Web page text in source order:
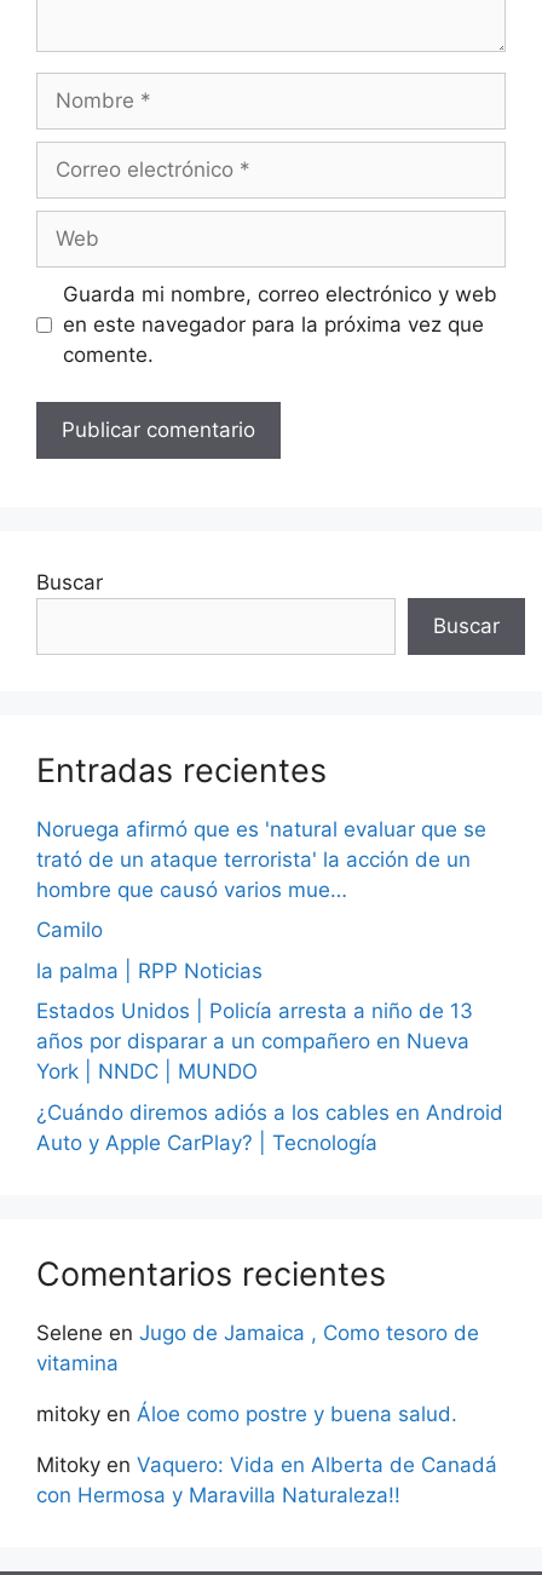
Nombre
Correo
Web
Guarda mi nombre, correo electrónico y web
en este navegador para la próxima vez que
comente.
Buscar
Buscar
Entradas recientes
Noruega afirmó que es 'natural evaluar que se
trató de un ataque terrorista' la acción de un
hombre que causó varios mue…
Camilo
la palma | RPP Noticias
Estados Unidos | Policía arresta a niño de 13
años por disparar a un compañero en Nueva
York | NNDC | MUNDO
¿Cuándo diremos adiós a los cables en Android
Auto y Apple CarPlay? | Tecnología
Comentarios recientes
Selene en Jugo de Jamaica , Como tesoro de
vitamina
mitoky en Áloe como postre y buena salud.
Mitoky en Vaquero: Vida en Alberta de Canadá
con Hermosa y Maravilla Naturaleza!!